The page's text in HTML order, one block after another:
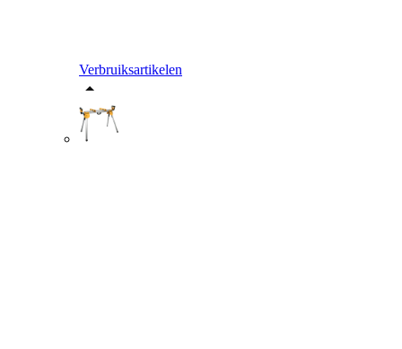
Verbruiksartikelen